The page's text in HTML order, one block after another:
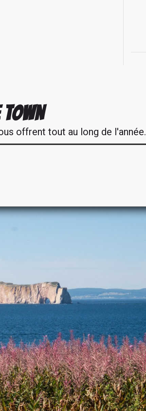
offrent tout au long de l'année.